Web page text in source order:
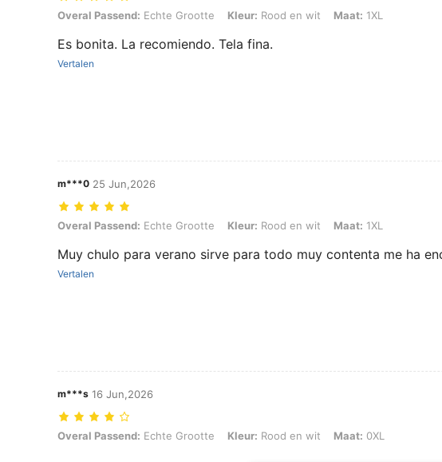
Overal Passend: Echte Grootte, Kleur: Rood en wit, Maat: 1XL
Overal Passend: Echte Grootte Kleur: Rood en wit Maat: 1XL
Es bonita. La recomiendo. Tela fina.
Vertalen
m***0 25 Jun,2026
Overal Passend: Echte Grootte, Kleur: Rood en wit, Maat: 1XL
Overal Passend: Echte Grootte Kleur: Rood en wit Maat: 1XL
Muy chulo para verano sirve para todo muy contenta me ha
Vertalen
m***s 16 Jun,2026
Overal Passend: Echte Grootte, Kleur: Rood en wit, Maat: 0XL
Overal Passend: Echte Grootte Kleur: Rood en wit Maat: 0XL